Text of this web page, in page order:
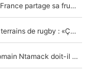
Mis de côté par Fabien Galthié, un joueur du XV de France partage sa frustration : «ils ne me l’ont pas dit tout de suite»
La raison d'être de Matthieu Jalibert en dehors des terrains de rugby : «Ça m'atteint autant que si tu touches à un membre de ma famille»
XV de France - Matthieu Jalibert a tout changé : Romain Ntamack doit-il s’inquiéter pour sa place à un an de la Coupe du monde ?